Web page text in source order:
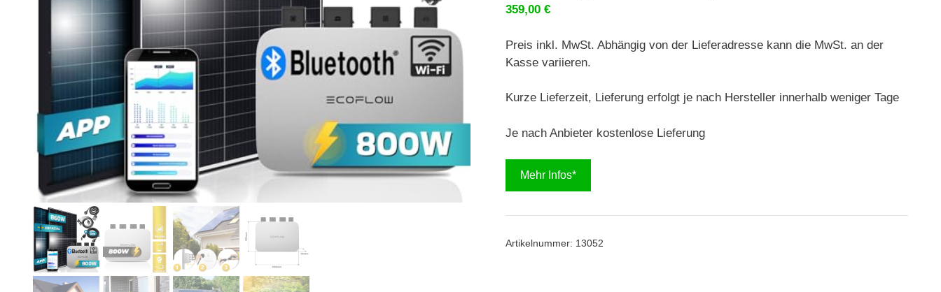
359,00 €
Preis inkl. MwSt. Abhängig von der Lieferadresse kann die MwSt. an der
Kasse variieren.
Kurze Lieferzeit, Lieferung erfolgt je nach Hersteller innerhalb weniger Tage
Je nach Anbieter kostenlose Lieferung
Mehr Infos*
Artikelnummer: 13052